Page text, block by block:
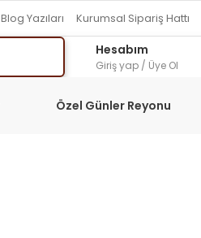
Blog Yazıları Kurumsal Sipariş Hattı
Hesabım
Giriş yap / Üye Ol
Özel Günler Reyonu